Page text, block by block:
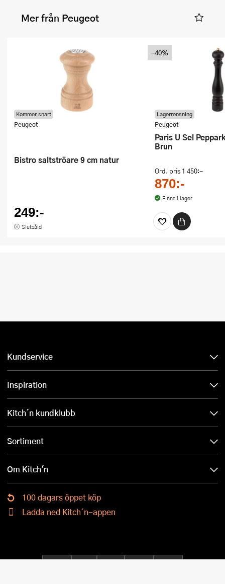
Mer från Peugeot
Kommer snart
Peugeot
Bistro saltströare 9 cm natur
249:-
Slutsåld
Lagerrensning
Peugeot
Paris U Sel Pepparkvarn 40 cm
Brun
Ord. pris 1 450:-
870:-
Finns i lager
-40%
Kundservice
Inspiration
Kitch´n kundklubb
Sortiment
Om Kitch'n
100 dagars öppet köp
Ladda ned Kitch´n-appen